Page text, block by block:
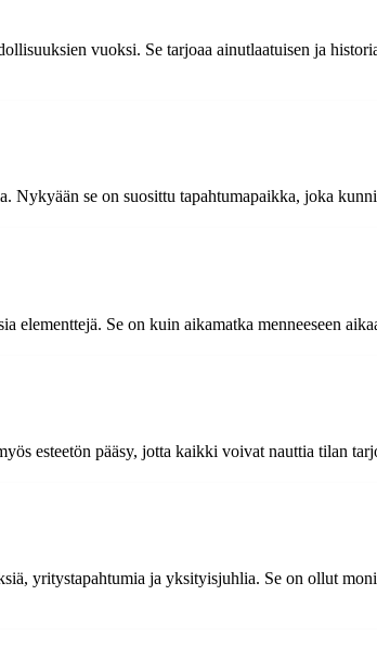
vuoksi. Se tarjoaa ainutlaatuisen ja
se on suosittu tapahtumapaikka, joka
elementtejä. Se on kuin aikamatka menneeseen
esteetön pääsy, jotta kaikki voivat nauttia tilan
yritystapahtumia ja yksityisjuhlia. Se on ollut